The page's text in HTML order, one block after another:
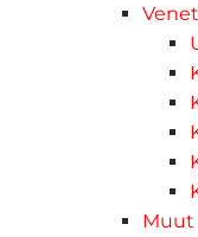
Muut